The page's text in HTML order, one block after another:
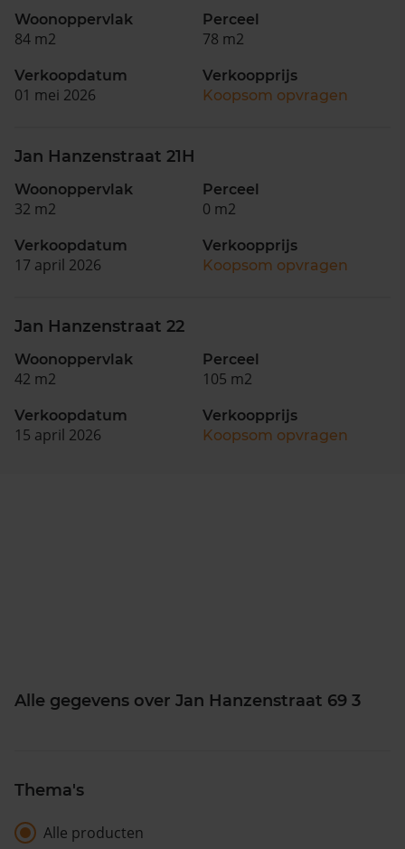
Woonoppervlak
84 m2
Perceel
78 m2
Verkoopdatum
01 mei 2026
Verkoopprijs
Koopsom opvragen
Jan Hanzenstraat 21H
Woonoppervlak
32 m2
Perceel
0 m2
Verkoopdatum
17 april 2026
Verkoopprijs
Koopsom opvragen
Jan Hanzenstraat 22
Woonoppervlak
42 m2
Perceel
105 m2
Verkoopdatum
15 april 2026
Verkoopprijs
Koopsom opvragen
Alle gegevens over Jan Hanzenstraat 69 3
Thema's
Alle producten